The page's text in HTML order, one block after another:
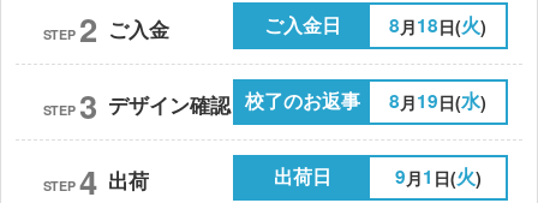
STEP 2 ご入金 ご入金日 8 月18日(火)
STEP 3 デザイン確認 校了のお返事 8 月19日(水)
STEP 4 出荷 出荷日 9 月1 日(火)